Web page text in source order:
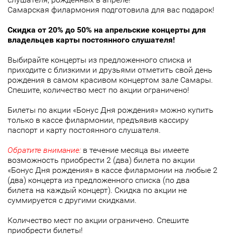
Самарская филармония подготовила для вас подарок!
Скидка от 20% до 50% на апрельские концерты для
владельцев карты постоянного слушателя!
Выбирайте концерты из предложенного списка и
приходите с близкими и друзьями отметить свой день
рождения в самом красивом концертом зале Самары.
Спешите, количество мест по акции ограничено!
Билеты по акции «Бонус Дня рождения» можно купить
только в кассе филармонии, предъявив кассиру
паспорт и карту постоянного слушателя.
Обратите внимание: в течение месяца вы имеете
возможность приобрести 2 (два) билета по акции
«Бонус Дня рождения» в кассе филармонии на любые 2
(два) концерта из предложенного списка (по два
билета на каждый концерт). Скидка по акции не
суммируется с другими скидками.
Количество мест по акции ограничено. Спешите
приобрести билеты!